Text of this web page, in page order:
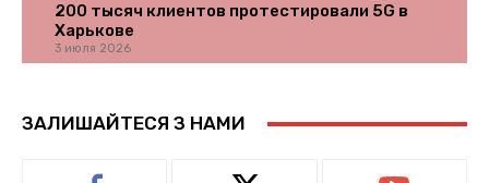
200 тысяч клиентов протестировали 5G в
Харькове
3 июля 2026
ЗАЛИШАЙТЕСЯ З НАМИ